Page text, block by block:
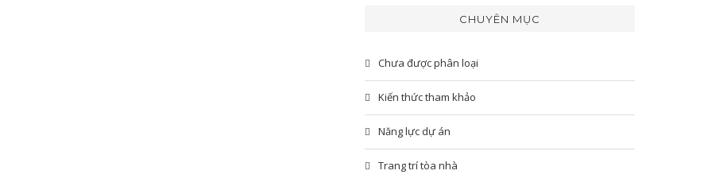
CHUYÊN MỤC
Chưa được phân loại
Kiến thức tham khảo
Năng lực dự án
Trang trí tòa nhà